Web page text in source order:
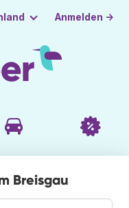
Anmelden →
Breisgau